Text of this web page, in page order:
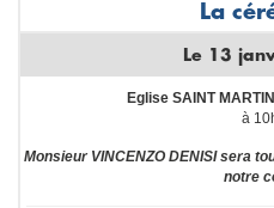
La
Le 13
Eglise SAINT
à
Monsieur VINCENZO DENISI sera
notre